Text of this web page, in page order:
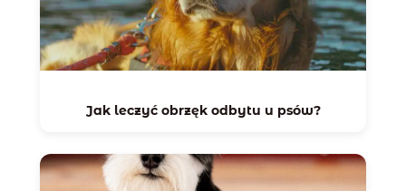
Jak leczyć obrzęk odbytu u psów?